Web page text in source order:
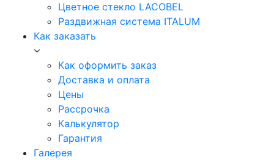
Цветное стекло LACOBEL
Раздвижная система ITALUM
Как заказать
Как оформить заказ
Доставка и оплата
Цены
Рассрочка
Калькулятор
Гарантия
Галерея